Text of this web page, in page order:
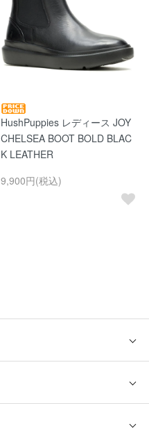
HushPuppies レディース JOY
CHELSEA BOOT BOLD BLAC
K LEATHER
9,900円(税込)